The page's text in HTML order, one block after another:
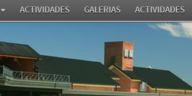
ACTIVIDADES GALERIAS ACTIVIDADES